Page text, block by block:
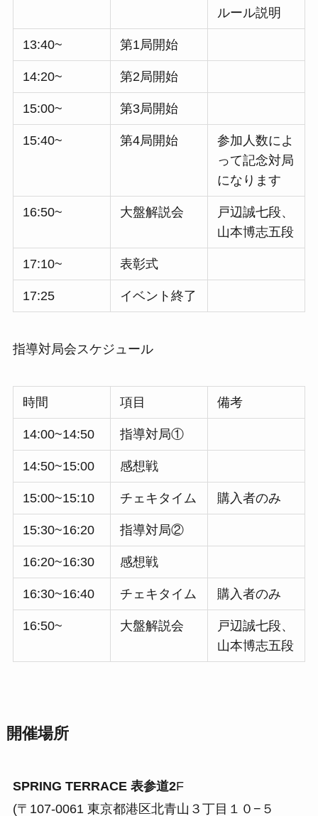
ルール説明
13:40~ 第1局開始
14:20~ 第2局開始
15:00~ 第3局開始
15:40~ 第4局開始
参加人数によ
って記念対局
になります
16:50~ 大盤解説会
戸辺誠七段、
山本博志五段
17:10~ 表彰式
17:25 イベント終了
指導対局会スケジュール
時間 項目 備考
14:00~14:50 指導対局①
14:50~15:00 感想戦
15:00~15:10 チェキタイム 購入者のみ
15:30~16:20 指導対局②
16:20~16:30 感想戦
16:30~16:40 チェキタイム 購入者のみ
16:50~ 大盤解説会
戸辺誠七段、
山本博志五段
開催場所
SPRING TERRACE 表参道2F
(〒107-0061 東京都港区北青山３丁目１０−５